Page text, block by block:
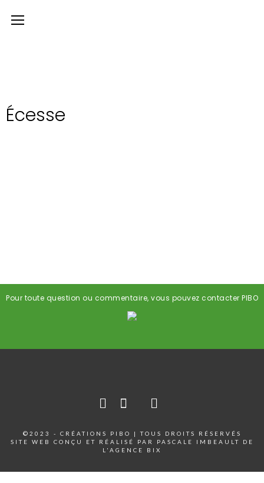
Écesse
Pour toute question ou commentaire, vous pouvez contacter PIBO
©2023 - CRÉATIONS PIBO | TOUS DROITS RÉSERVÉS
SITE WEB CONÇU ET RÉALISÉ PAR PASCALE IMBEAULT DE
L'AGENCE BIX